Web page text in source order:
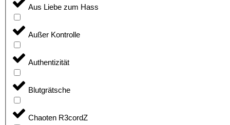
Aus Liebe zum Hass
Außer Kontrolle
Authentizität
Blutgrätsche
Chaoten R3cordZ